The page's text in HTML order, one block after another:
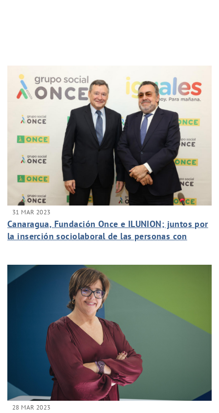
31 MAR 2023
Canaragua, Fundación Once e ILUNION; juntos por
la inserción sociolaboral de las personas con
28 MAR 2023